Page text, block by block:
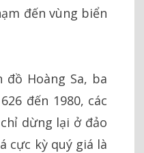
đến vùng biển
Hoàng Sa, ba
đến 1980, các
dừng lại ở đảo
cực kỳ quý giá là